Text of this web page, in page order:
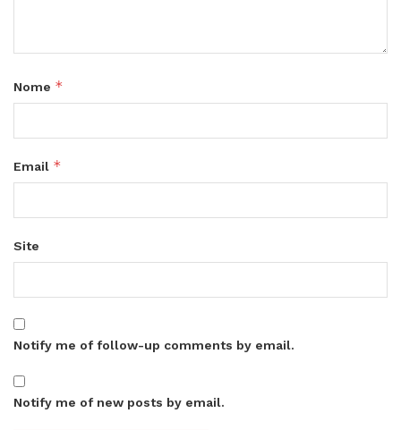
Nome *
Email *
Site
Notify me of follow-up comments by email.
Notify me of new posts by email.